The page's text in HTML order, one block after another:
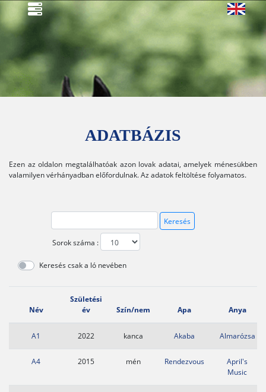
ADATBÁZIS
Ezen az oldalon megtalálhatóak azon lovak adatai, amelyek ménesükben
valamilyen vérhányadban előfordulnak. Az adatok feltöltése folyamatos.
Keresés
Sorok száma :
Keresés csak a ló nevében
Név
Születési
év
Szín/nem Apa Anya
A1 2022 kanca Akaba Almarózsa
A4 2015 mén Rendezvous
April's
Music